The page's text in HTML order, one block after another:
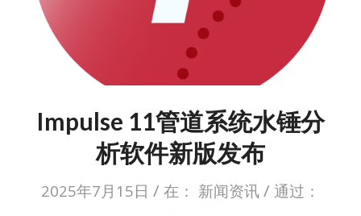
Impulse 11管道系统水锤分
析软件新版发布
2025年7月15日 / 在： 新闻资讯 / 通过：